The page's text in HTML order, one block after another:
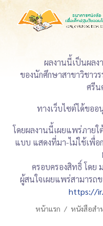
ผลงานนี้เป็นผลง
ของนักศึกษาสาขาวิชาว
ศรีน
ทางเว็บไซต์ได้ขอ
โดยผลงานนี้เผยแพร่ภา
แบบ แสดงที่มา-ไม่ใช้เพื่อ
ครอบครองสิทธิ์ โดย
ผู้สนใจเผยแพร่สามารถ
https://
หน้าแรก หนังสือสำ